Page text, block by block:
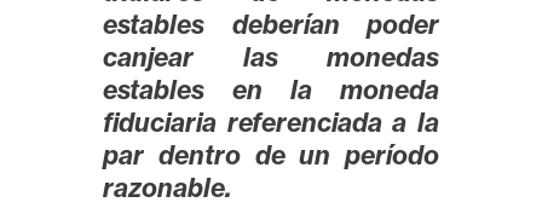
estables deberían poder
canjear las monedas
estables en la moneda
fiduciaria referenciada a la
par dentro de un período
razonable.